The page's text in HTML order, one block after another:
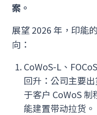
案。
展望 2026 年，印能
向：
CoWoS-L、
回升：公司主要
于客户 CoWoS
能建置带动拉货。